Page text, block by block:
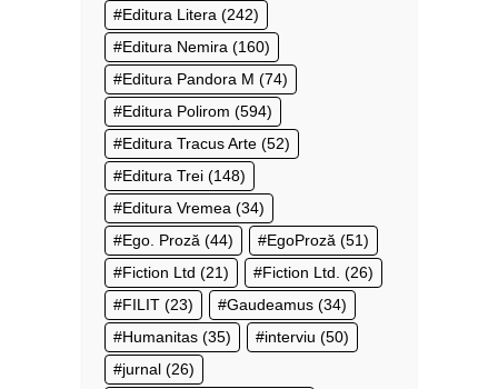
Editura Litera (242)
Editura Nemira (160)
Editura Pandora M (74)
Editura Polirom (594)
Editura Tracus Arte (52)
Editura Trei (148)
Editura Vremea (34)
Ego. Proză (44) EgoProză (51)
Fiction Ltd (21) Fiction Ltd. (26)
FILIT (23) Gaudeamus (34)
Humanitas (35) interviu (50)
jurnal (26)